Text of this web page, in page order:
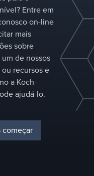
Entre em
on-line
mais
sobre
de nossos
recursos e
a Koch-
ajudá-lo.
começar